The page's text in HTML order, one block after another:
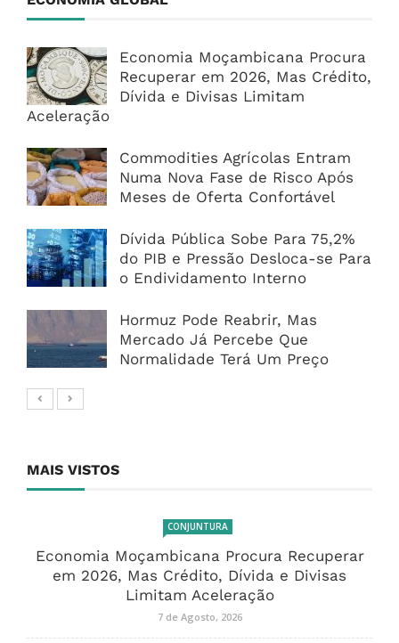
Economia Moçambicana Procura
Recuperar em 2026, Mas Crédito,
Dívida e Divisas Limitam
Aceleração
Commodities Agrícolas Entram
Numa Nova Fase de Risco Após
Meses de Oferta Confortável
Dívida Pública Sobe Para 75,2%
do PIB e Pressão Desloca-se Para
o Endividamento Interno
Hormuz Pode Reabrir, Mas
Mercado Já Percebe Que
Normalidade Terá Um Preço
MAIS VISTOS
CONJUNTURA
Economia Moçambicana Procura Recuperar
em 2026, Mas Crédito, Dívida e Divisas
Limitam Aceleração
7 de Agosto, 2026